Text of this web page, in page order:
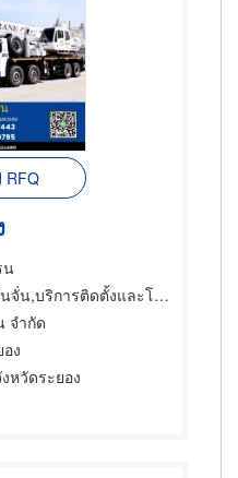
RFQ
น
และโยกย้ายเครื่องจักรกล,ให้เช่าเครื่องจักรกล
จำกัด
ง
หวัดระยอง